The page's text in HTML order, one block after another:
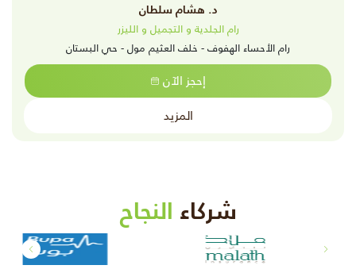
د. هشام سلطان
رام الجلدية و التجميل و الليزر
رام الأحساء الهفوف - خلف العثيم مول - حي البستان
إحجز الآن
المزيد
شركاء النجاح